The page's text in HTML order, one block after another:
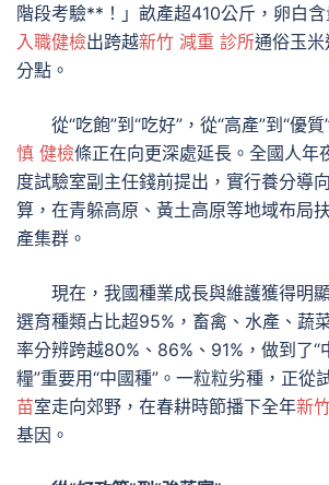
階段考驗**！」畝產超410公斤，卵白
入職健檢出跨越新竹 減重 診所通俗玉米
分點。
從“吃飽”到“吃好”，從“高產”到“優
慎 健檢條正在向更深處延長。全國人年
度試驗室副主任錢前提出，實行養分導
算，在青躲高原、黃土高原等地域布局
產集群。
現在，我國種業成長與維護獲得明
選育種類占比超95%，畜禽、水產、蔬
率分辨跨越80%、86%、91%，做到了“
糧”重要用“中國種”。一粒粒劣種，正從
苗室走向郊野，在春耕時節播下全年新
基因。